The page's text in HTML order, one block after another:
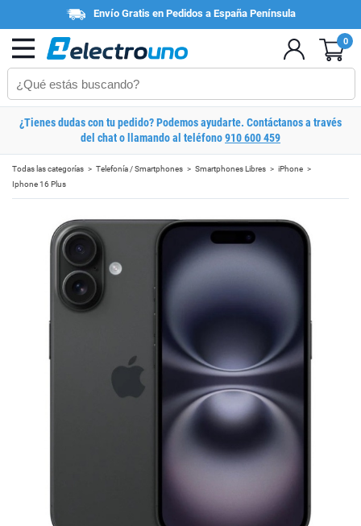
Envío Gratis en Pedidos a España Península
0
¿Tienes dudas con tu pedido? Podemos ayudarte. Contáctanos a través
del chat o llamando al teléfono910 600 459
Todas las categorías Telefonía / Smartphones Smartphones Libres
iPhone
Iphone 16 Plus